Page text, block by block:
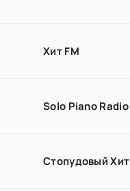
Хит FM
Solo Piano Radio
Стопудовый Хит